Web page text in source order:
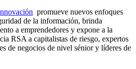
promueve nuevos enfoques
de la información, brinda
a emprendedores y expone a la
RSA a capitalistas de riesgo, expertos
de negocios de nivel sénior y líderes de